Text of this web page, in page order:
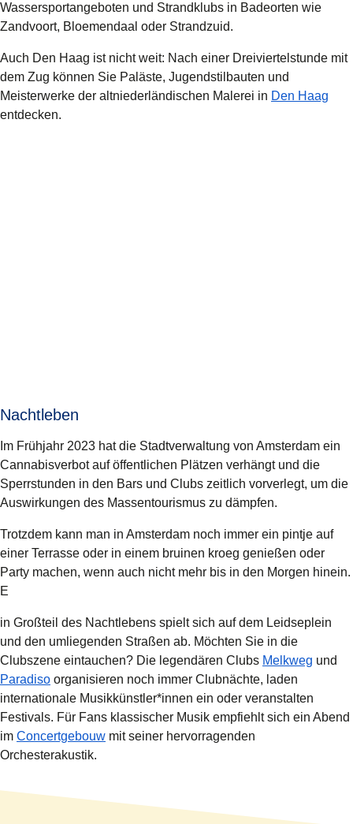
Wassersportangeboten und Strandklubs in Badeorten wie
Zandvoort, Bloemendaal oder Strandzuid.
Auch Den Haag ist nicht weit: Nach einer Dreiviertelstunde mit
dem Zug können Sie Paläste, Jugendstilbauten und
Meisterwerke der altniederländischen Malerei in Den Haag
entdecken.
Nachtleben
Im Frühjahr 2023 hat die Stadtverwaltung von Amsterdam ein
Cannabisverbot auf öffentlichen Plätzen verhängt und die
Sperrstunden in den Bars und Clubs zeitlich vorverlegt, um die
Auswirkungen des Massentourismus zu dämpfen.
Trotzdem kann man in Amsterdam noch immer ein pintje auf
einer Terrasse oder in einem bruinen kroeg genießen oder
Party machen, wenn auch nicht mehr bis in den Morgen hinein.
E
in Großteil des Nachtlebens spielt sich auf dem Leidseplein
und den umliegenden Straßen ab. Möchten Sie in die
Clubszene eintauchen? Die legendären Clubs Melkweg Öffnet
und
Paradiso( Öffnet einen neuen Tab)
organisieren noch immer Clubnächte, laden
internationale Musikkünstler*innen ein oder veranstalten
Festivals. Für Fans klassischer Musik empfiehlt sich ein Abend
im Concertgebouw( Öffnet einen neuen Tab)
mit seiner hervorragenden
Orchesterakustik.